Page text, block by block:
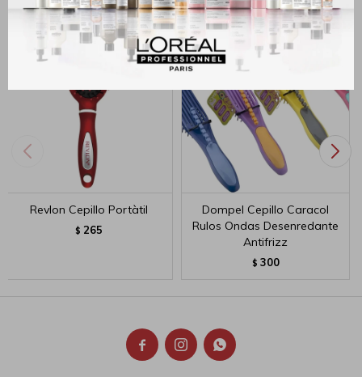
Revlon Cepillo Portàtil
$ 265
Dompel Cepillo Caracol
Rulos Ondas Desenredante
Antifrizz
$ 300
  